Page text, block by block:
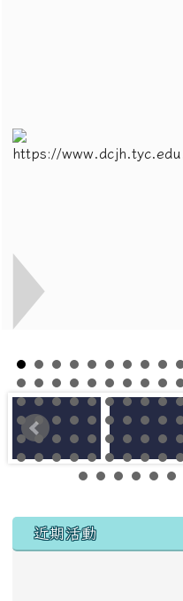
左邊區域內容
近期活動